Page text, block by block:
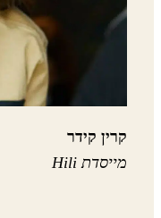
קרין קידר
מייסדת Hili